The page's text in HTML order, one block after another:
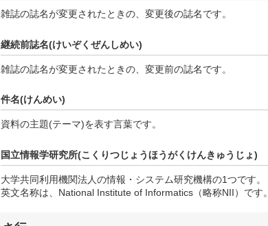
雑誌の誌名が変更されたときの、変更後の誌名です。
継続前誌名(けいぞくぜんしめい)
雑誌の誌名が変更されたときの、変更前の誌名です。
件名(けんめい)
資料の主題(テーマ)を表す言葉です。
国立情報学研究所(こくりつじょうほうがくけんきゅうじょ)
大学共同利用機関法人の情報・システム研究機構の1つです。
英文名称は、National Institute of Informatics（略称NII）です。